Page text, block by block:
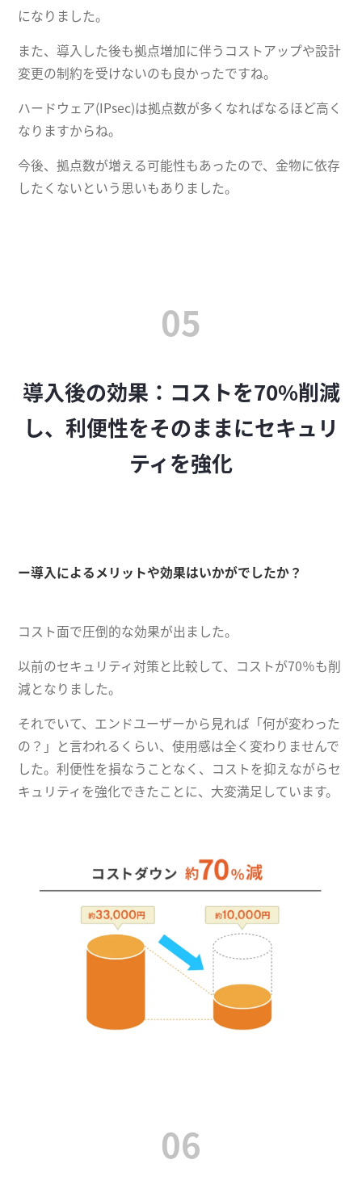
になりました。
また、導入した後も拠点増加に伴うコストアップや設計
変更の制約を受けないのも良かったですね。
ハードウェア(IPsec)は拠点数が多くなればなるほど高く
なりますからね。
今後、拠点数が増える可能性もあったので、金物に依存
したくないという思いもありました。
05
導入後の効果：コストを70%削減
し、利便性をそのままにセキュリ
ティを強化
ー導入によるメリットや効果はいかがでしたか？
コスト面で圧倒的な効果が出ました。
以前のセキュリティ対策と比較して、コストが70％も削
減となりました。
それでいて、エンドユーザーから見れば「何が変わった
の？」と言われるくらい、使用感は全く変わりませんで
した。利便性を損なうことなく、コストを抑えながらセ
キュリティを強化できたことに、大変満足しています。
06